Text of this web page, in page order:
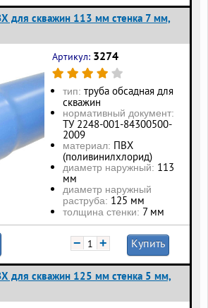
для скважин 113 мм стенка 7 мм,
Артикул: 3274
тип: труба обсадная для
скважин
нормативный документ:
ТУ 2248-001-84300500-
2009
материал: ПВХ
(поливинилхлорид)
диаметр наружный: 113
мм
диаметр наружный
раструба: 125 мм
толщина стенки: 7 мм
− + Купить
для скважин 125 мм стенка 5 мм,